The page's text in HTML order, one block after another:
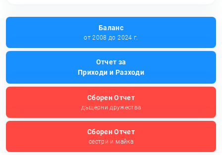
Баланс
от 2008 до 2024 г.
Отчет за
Приходи и Разходи
Сборен Отчет
дъщерни дружества
Сборен Отчет
сестри и майка